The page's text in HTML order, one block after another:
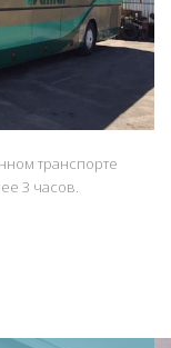
транспорте
3 часов.